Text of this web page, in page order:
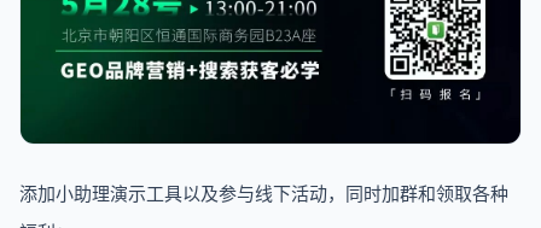
添加小助理演示工具以及参与线下活动，同时加群和领取各种